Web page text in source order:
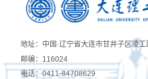
地址：中国·辽宁省大连市甘井子区凌工
邮编：116024
电话：0411-84708629